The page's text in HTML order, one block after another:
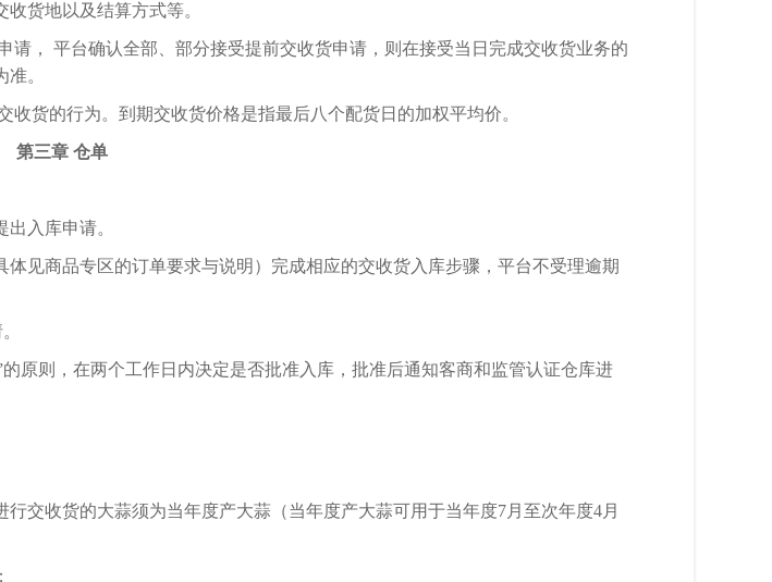
货地以及结算方式等。
， 平台确认全部、部分接受提前交收货申请，则在接受当日完成交收货业务的
。
货的行为。到期交收货价格是指最后八个配货日的加权平均价。
第三章 仓单
入库申请。
见商品专区的订单要求与说明）完成相应的交收货入库步骤，平台不受理逾期
原则，在两个工作日内决定是否批准入库，批准后通知客商和监管认证仓库进
交收货的大蒜须为当年度产大蒜（当年度产大蒜可用于当年度7月至次年度4月